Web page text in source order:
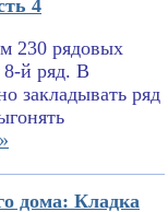
4
230 рядовых
8-й ряд. В
закладывать ряд
дома: Кладка